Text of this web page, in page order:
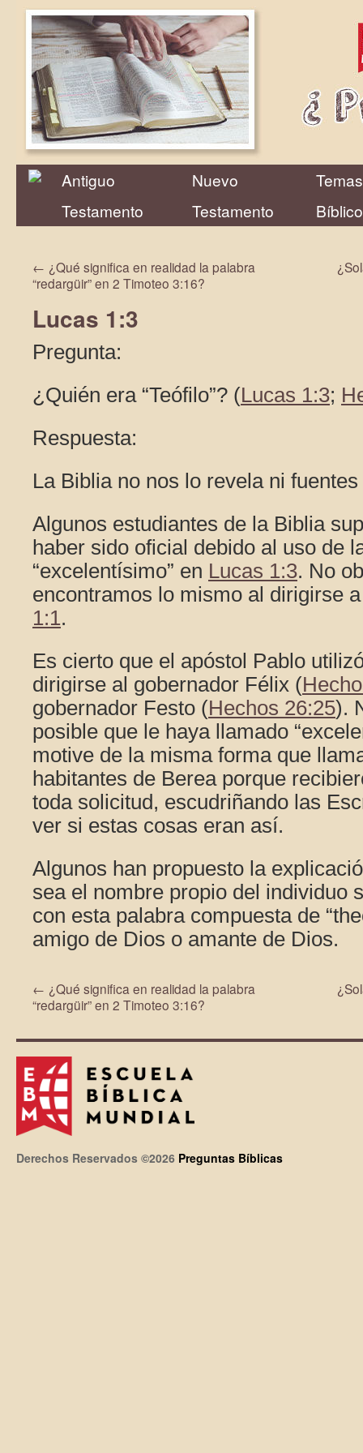
Antiguo
Testamento
Nuevo
Testamento
Temas
← ¿Qué significa en realidad la palabra
“redargüir” en 2 Timoteo 3:16?
Lucas 1:3
Pregunta:
¿Quién era “Teófilo”? (Lucas 1:3;
Respuesta:
La Biblia no nos lo revela ni
Algunos estudiantes de la Biblia
haber sido oficial debido al uso de
“excelentísimo” en Lucas 1:3. No
encontramos lo mismo al dirigirse
1:1.
Es cierto que el apóstol Pablo
dirigirse al gobernador Félix (
gobernador Festo (Hechos 26:25).
posible que le haya llamado
motive de la misma forma que
habitantes de Berea porque
toda solicitud, escudriñando las
ver si estas cosas eran así.
Algunos han propuesto la
sea el nombre propio del individuo
con esta palabra compuesta de
amigo de Dios o amante de Dios.
← ¿Qué significa en realidad la palabra
“redargüir” en 2 Timoteo 3:16?
Derechos Reservados ©2026 Preguntas Bíblicas